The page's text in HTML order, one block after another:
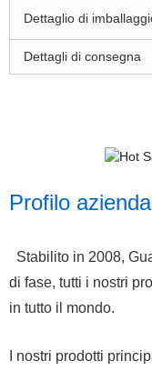
Dettaglio di
Dettagli di consegna
Profilo
Stabilito in 2008,
di fase, tutti i nostri
in tutto il mondo.
I nostri prodotti